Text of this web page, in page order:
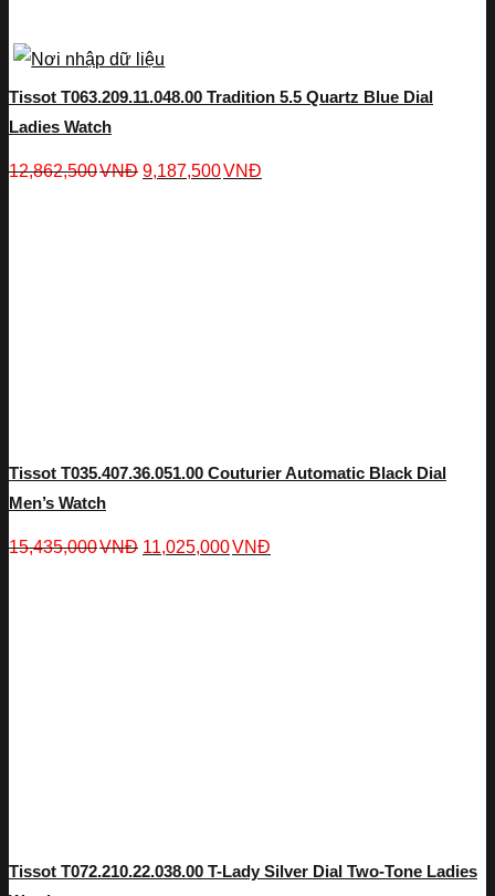
Tissot T063.209.11.048.00 Tradition 5.5 Quartz Blue Dial
Ladies Watch
12,862,500VNĐ 9,187,500VNĐ
Tissot T035.407.36.051.00 Couturier Automatic Black Dial
Men’s Watch
15,435,000VNĐ 11,025,000VNĐ
Tissot T072.210.22.038.00 T-Lady Silver Dial Two-Tone Ladies